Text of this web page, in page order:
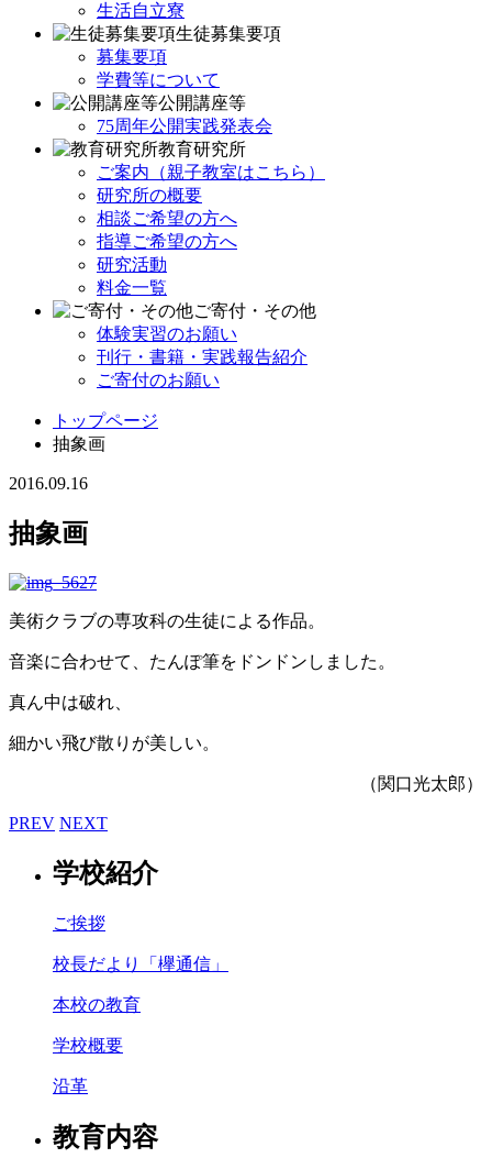
生活自立寮
生徒募集要項
募集要項
学費等について
公開講座等
75周年公開実践発表会
教育研究所
ご案内（親子教室はこちら）
研究所の概要
相談ご希望の方へ
指導ご希望の方へ
研究活動
料金一覧
ご寄付・その他
体験実習のお願い
刊行・書籍・実践報告紹介
ご寄付のお願い
トップページ
抽象画
2016.09.16
抽象画
美術クラブの専攻科の生徒による作品。
音楽に合わせて、たんぽ筆をドンドンしました。
真ん中は破れ、
細かい飛び散りが美しい。
（関口光太郎）
PREV NEXT
学校紹介
ご挨拶
校長だより「欅通信」
本校の教育
学校概要
沿革
教育内容